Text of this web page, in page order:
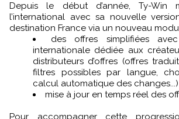
Depuis le début d’année, Ty-Win met le cap sur
l’international avec sa nouvelle
destination France via un nouveau
des offres simplifiées
internationale dédiée aux
distributeurs d’offres (offres
filtres possibles par langue,
calcul automatique des changes...)
mise à jour en temps réel des
Pour accompagner cette